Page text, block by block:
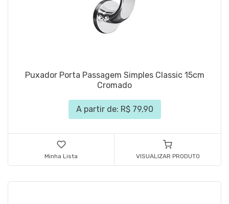
Puxador Porta Passagem Simples Classic 15cm
Cromado
A partir de: R$ 79,90
Minha Lista VISUALIZAR PRODUTO